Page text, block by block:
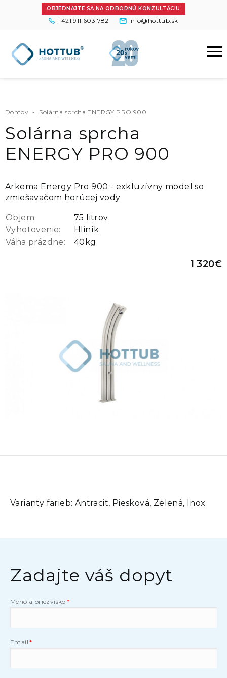
OBJEDNAJTE SA NA ODBORNÚ KONZULTÁCIU
+421 911 603 782 info@hottub.sk
Domov - Solárna sprcha ENERGY PRO 900
Solárna sprcha
ENERGY PRO 900
Arkema Energy Pro 900 - exkluzívny model so
zmiešavačom horúcej vody
Objem:
75 litrov
Vyhotovenie:
Hliník
Váha prázdne:
40kg
1 320€
Varianty farieb: Antracit, Piesková, Zelená, Inox
Zadajte váš dopyt
Meno a priezvisko
Email